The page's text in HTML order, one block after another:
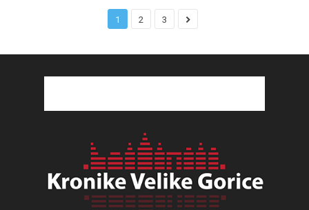
1 2 3